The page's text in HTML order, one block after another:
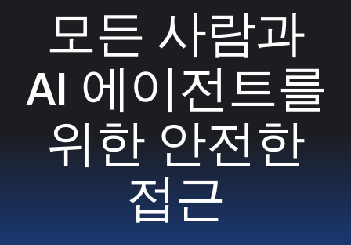
모든 사람과
AI 에이전트를
위한 안전한
접근